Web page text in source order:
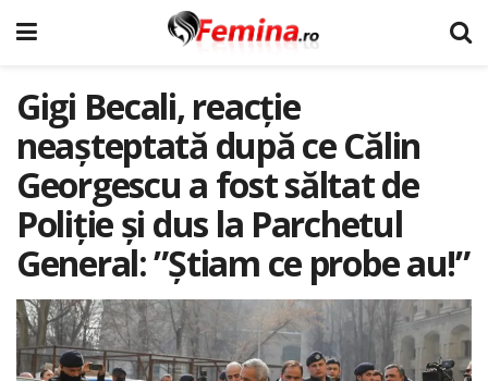
Gigi Becali, reacție
neașteptată după ce Călin
Georgescu a fost săltat de
Poliție și dus la Parchetul
General: ”Știam ce probe au!”